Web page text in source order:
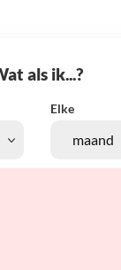
als ik...?
Elke